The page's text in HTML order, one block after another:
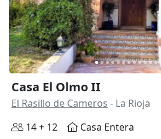
Casa El Olmo II
El Rasillo de Cameros - La Rioja
14 + 12
Casa Entera